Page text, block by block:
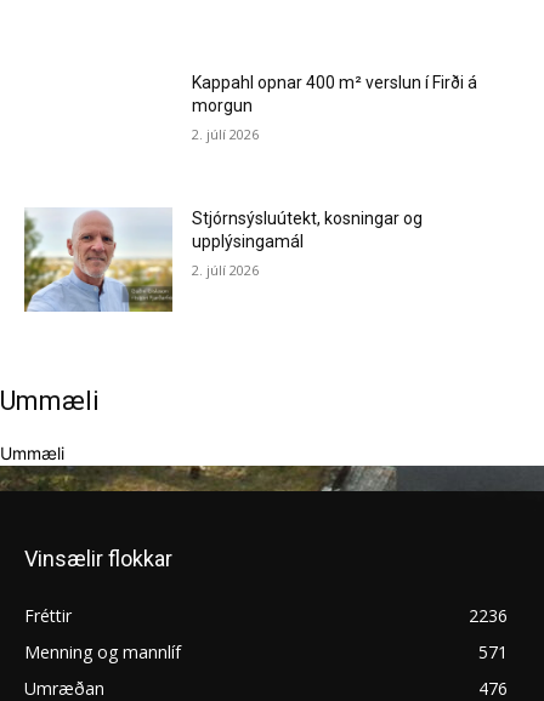
Kappahl opnar 400 m² verslun í Firði á
morgun
2. júlí 2026
Stjórnsýsluútekt, kosningar og
upplýsingamál
2. júlí 2026
Ummæli
Ummæli
Vinsælir flokkar
Fréttir
2236
Menning og mannlíf
571
Umræðan
476